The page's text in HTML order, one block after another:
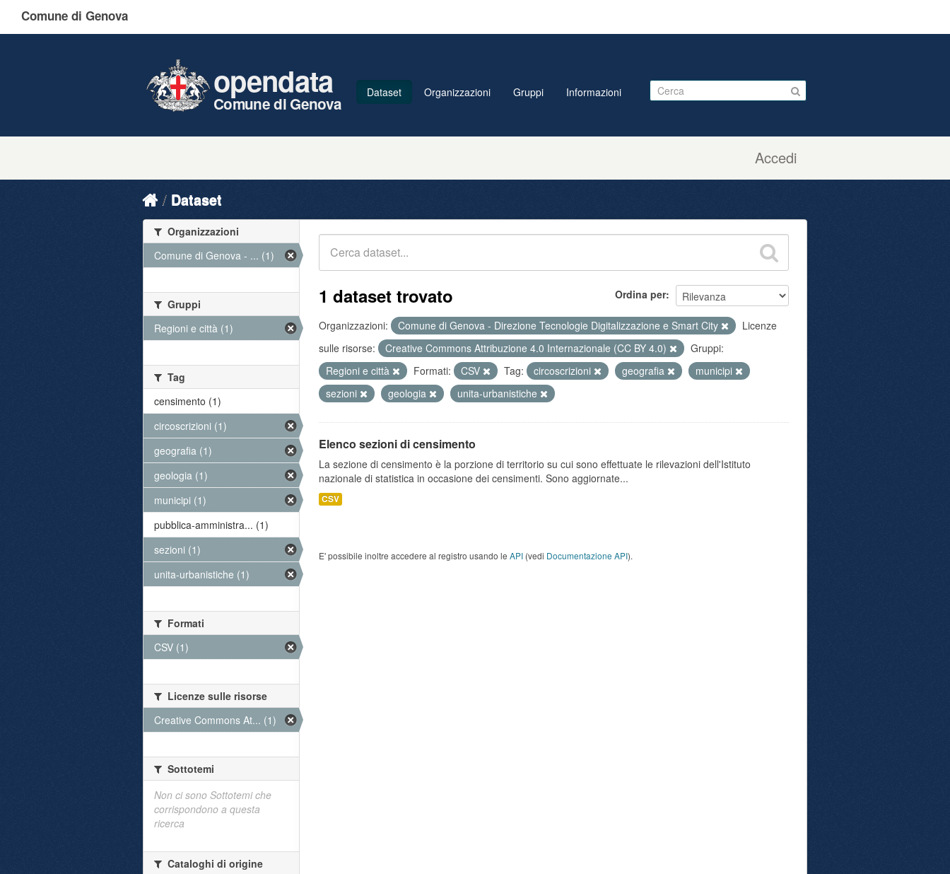
Comune di Genova
Accedi
opendata
Comune di Genova
Dataset Organizzazioni Gruppi Informazioni
Dataset
Ordina per
1 dataset trovato
Organizzazioni: Comune di Genova - Direzione Tecnologie Digitalizzazione e Smart City
Licenze
sulle risorse:
Creative Commons Attribuzione 4.0 Internazionale (CC BY 4.0)
Gruppi:
Regioni e città
Formati: CSV Tag: circoscrizioni geografia
municipi
sezioni
geologia unita-urbanistiche
Elenco sezioni di censimento
La sezione di censimento è la porzione di territorio su cui sono effettuate le rilevazioni dell'Istituto
nazionale di statistica in occasione dei censimenti. Sono aggiornate...
CSV
E' possibile inoltre accedere al registro usando le API (vedi Documentazione API).
Organizzazioni
Comune di Genova - ... (1)
Gruppi
Regioni e città (1)
Tag
censimento (1)
circoscrizioni (1)
geografia (1)
geologia (1)
municipi (1)
pubblica-amministra... (1)
sezioni (1)
unita-urbanistiche (1)
Formati
CSV (1)
Licenze sulle risorse
Creative Commons At... (1)
Sottotemi
Non ci sono Sottotemi che
corrispondono a questa
ricerca
Cataloghi di origine